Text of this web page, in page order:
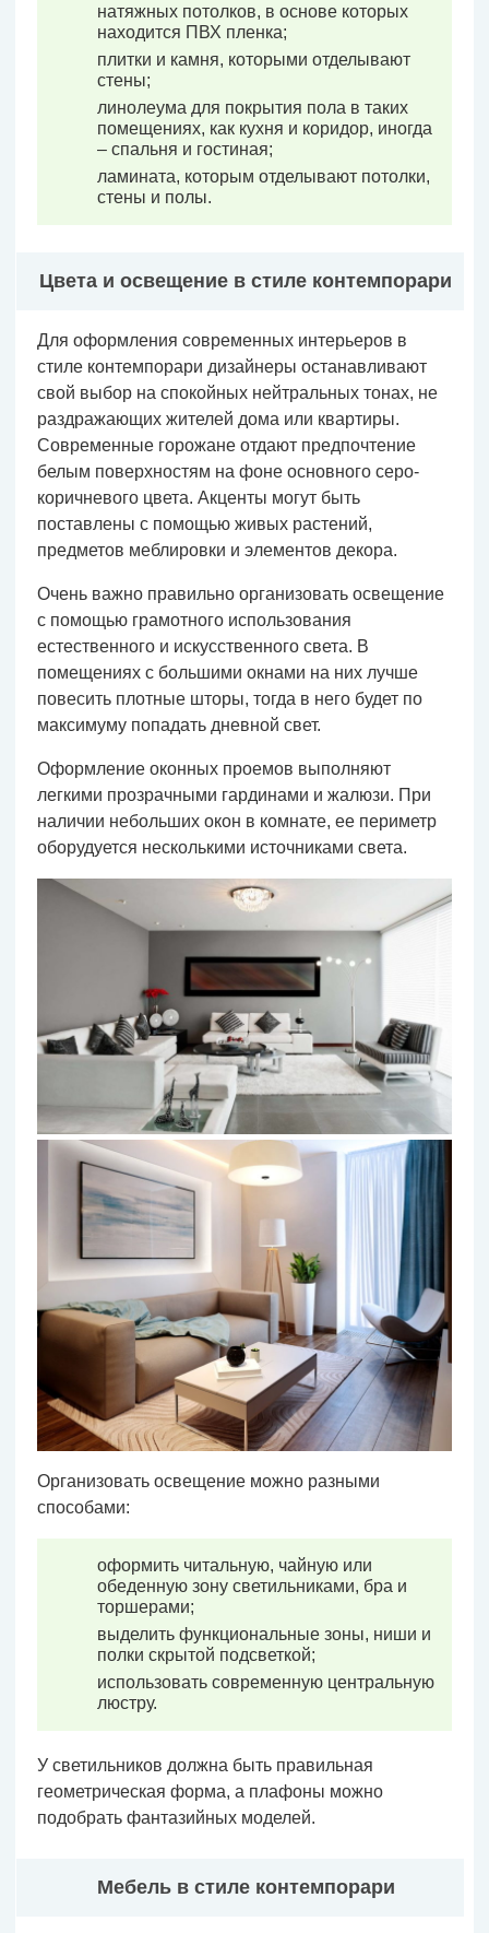
натяжных потолков, в основе которых
находится ПВХ пленка;
плитки и камня, которыми отделывают
стены;
линолеума для покрытия пола в таких
помещениях, как кухня и коридор, иногда
– спальня и гостиная;
ламината, которым отделывают потолки,
стены и полы.
Цвета и освещение в стиле контемпорари
Для оформления современных интерьеров в
стиле контемпорари дизайнеры останавливают
свой выбор на спокойных нейтральных тонах, не
раздражающих жителей дома или квартиры.
Современные горожане отдают предпочтение
белым поверхностям на фоне основного серо-
коричневого цвета. Акценты могут быть
поставлены с помощью живых растений,
предметов меблировки и элементов декора.
Очень важно правильно организовать освещение
с помощью грамотного использования
естественного и искусственного света. В
помещениях с большими окнами на них лучше
повесить плотные шторы, тогда в него будет по
максимуму попадать дневной свет.
Оформление оконных проемов выполняют
легкими прозрачными гардинами и жалюзи. При
наличии небольших окон в комнате, ее периметр
оборудуется несколькими источниками света.
Организовать освещение можно разными
способами:
оформить читальную, чайную или
обеденную зону светильниками, бра и
торшерами;
выделить функциональные зоны, ниши и
полки скрытой подсветкой;
использовать современную центральную
люстру.
У светильников должна быть правильная
геометрическая форма, а плафоны можно
подобрать фантазийных моделей.
Мебель в стиле контемпорари